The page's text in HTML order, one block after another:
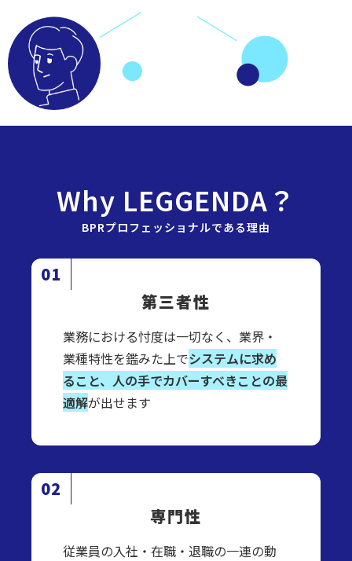
Why LEGGENDA？
BPRプロフェッショナルである理由
第三者性
業務における忖度は一切なく、業界・
業種特性を鑑みた上でシステムに求め
ること、人の手でカバーすべきことの最
適解が出せます
専門性
従業員の入社・在職・退職の一連の動